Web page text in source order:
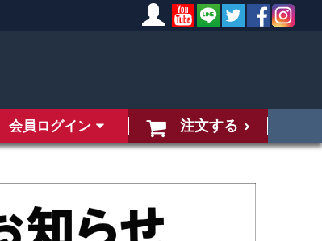
会員ログイン 注文する